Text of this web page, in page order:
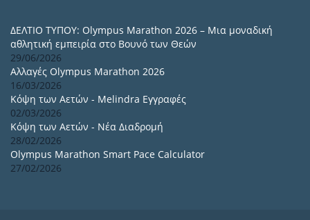
ΔΕΛΤΙΟ ΤΥΠΟΥ: Olympus Marathon 2026 – Μια μοναδική
αθλητική εμπειρία στο Βουνό των Θεών
29/06/2026
Αλλαγές Olympus Marathon 2026
16/03/2026
Κόψη των Αετών - Melindra Εγγραφές
02/03/2026
Κόψη των Αετών - Νέα Διαδρομή
28/02/2026
Olympus Marathon Smart Pace Calculator
27/02/2026